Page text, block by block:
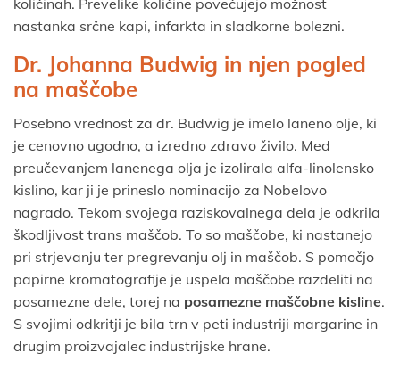
količinah. Prevelike količine povečujejo možnost
nastanka srčne kapi, infarkta in sladkorne bolezni.
Dr. Johanna Budwig in njen pogled
na maščobe
Posebno vrednost za dr. Budwig je imelo laneno olje, ki
je cenovno ugodno, a izredno zdravo živilo. Med
preučevanjem lanenega olja je izolirala alfa-linolensko
kislino, kar ji je prineslo nominacijo za Nobelovo
nagrado. Tekom svojega raziskovalnega dela je odkrila
škodljivost trans maščob. To so maščobe, ki nastanejo
pri strjevanju ter pregrevanju olj in maščob. S pomočjo
papirne kromatografije je uspela maščobe razdeliti na
posamezne dele, torej na posamezne maščobne kisline.
S svojimi odkritji je bila trn v peti industriji margarine in
drugim proizvajalec industrijske hrane.